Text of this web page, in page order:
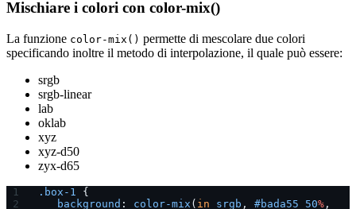
Mischiare i colori con color-mix()
La funzione color-mix() permette di mescolare due colori
specificando inoltre il metodo di interpolazione, il quale può essere:
srgb
srgb-linear
lab
oklab
xyz
xyz-d50
zyx-d65
.box-1
{
   background
: color-mix ( in srgb , #bada55 50%